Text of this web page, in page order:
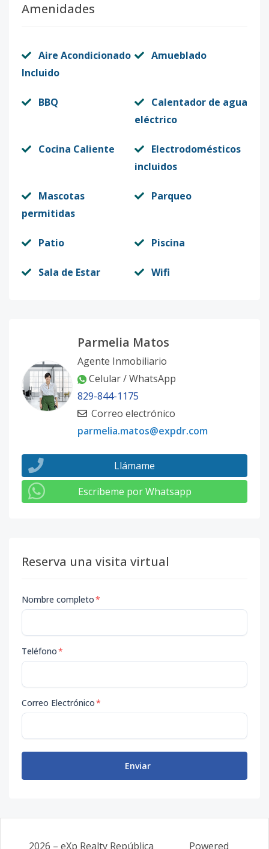
Amenidades
Aire Acondicionado
Incluido
Amueblado
BBQ
Calentador de agua
eléctrico
Cocina Caliente
Electrodomésticos
incluidos
Mascotas
permitidas
Parqueo
Patio Piscina
Sala de Estar Wifi
Parmelia Matos
Agente Inmobiliario
Celular / WhatsApp
829-844-1175
Correo electrónico
parmelia.matos@expdr.com
Llámame
Escribeme por Whatsapp
Reserva una visita virtual
Nombre completo*
Teléfono*
Correo Electrónico*
Enviar
2026 – eXp Realty República Powered